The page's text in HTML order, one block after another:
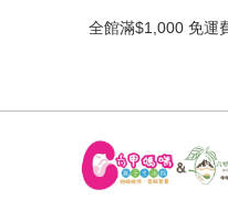
全館滿$1,000 免運